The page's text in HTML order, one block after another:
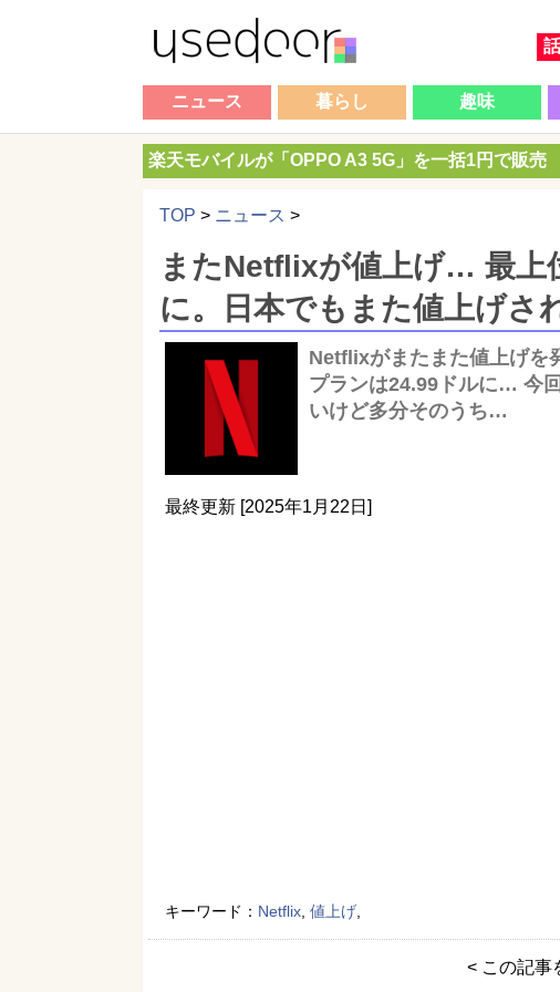
ニュース 暮らし 趣味
楽天モバイルが「OPPO A3 5G」を一括1円で販売
TOP > ニュース >
またNetflixが値上げ… 最上
に。日本でもまた値上げさ
Netflixがまたまた値上げを
プランは24.99ドルに… 今
いけど多分そのうち…
最終更新 [2025年1月22日]
キーワード： Netflix 値上げ
< この記事